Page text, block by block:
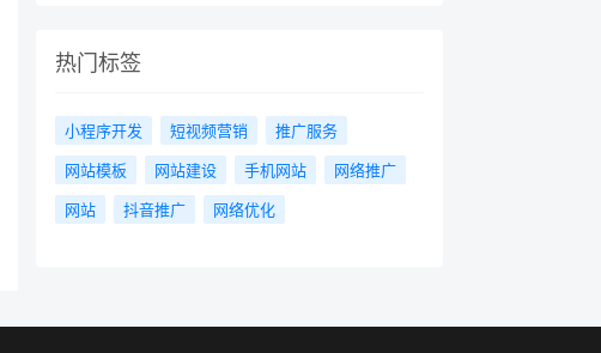
热门标签
小程序开发 短视频营销
推广服务
网站模板
网站建设 手机网站
网络推广
网站
抖音推广 网络优化